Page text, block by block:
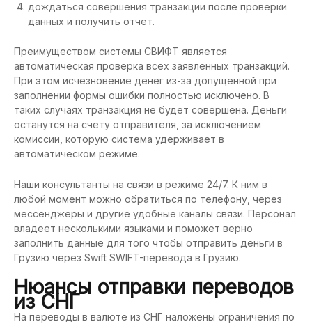
дождаться совершения транзакции после проверки
данных и получить отчет.
Преимуществом системы СВИФТ является
автоматическая проверка всех заявленных транзакций.
При этом исчезновение денег из-за допущенной при
заполнении формы ошибки полностью исключено. В
таких случаях транзакция не будет совершена. Деньги
останутся на счету отправителя, за исключением
комиссии, которую система удерживает в
автоматическом режиме.
Наши консультанты на связи в режиме 24/7. К ним в
любой момент можно обратиться по телефону, через
мессенджеры и другие удобные каналы связи. Персонал
владеет несколькими языками и поможет верно
заполнить данные для того чтобы отправить деньги в
Грузию через Swift SWIFT-перевода в Грузию.
Нюансы отправки переводов
из СНГ
На переводы в валюте из СНГ наложены ограничения по